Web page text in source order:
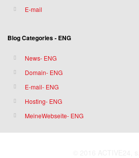
E-mail
Blog Categories - ENG
News- ENG
Domain- ENG
E-mail- ENG
Hosting- ENG
MeineWebseite- ENG